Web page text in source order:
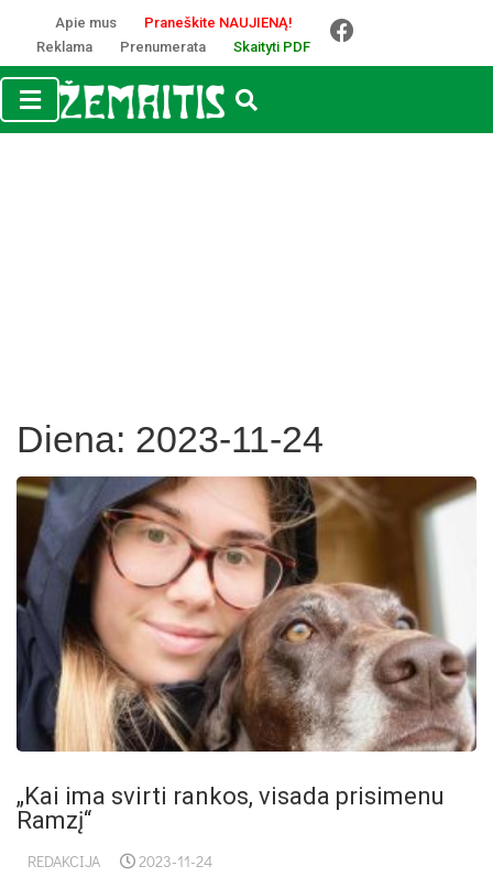
Apie mus
Praneškite NAUJIENĄ!
Reklama
Prenumerata Skaityti PDF
Diena: 2023-11-24
„Kai ima svirti rankos, visada prisimenu
Ramzį“
REDAKCIJA 2023-11-24